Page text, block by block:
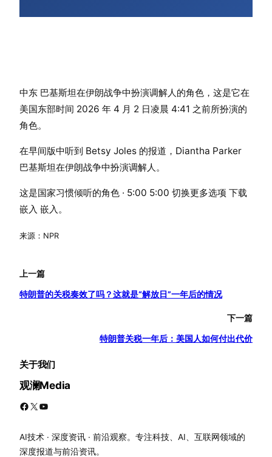
中东 巴基斯坦在伊朗战争中扮演调解人的角色，这是它在
美国东部时间 2026 年 4 月 2 日凌晨 4:41 之前所扮演的
角色。
在早间版中听到 Betsy Joles 的报道，Diantha Parker
巴基斯坦在伊朗战争中扮演调解人。
这是国家习惯倾听的角色 · 5:00 5:00 切换更多选项 下载
嵌入 嵌入。
来源：NPR
上一篇
特朗普的关税奏效了吗？这就是“解放日”一年后的情况
下一篇
特朗普关税一年后：美国人如何付出代价
关于我们
观澜Media
Facebook X YouTube
AI技术 · 深度资讯 · 前沿观察。专注科技、AI、互联网领域的
深度报道与前沿资讯。